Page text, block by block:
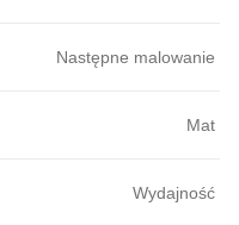
Następne malowanie
Mat
Wydajność